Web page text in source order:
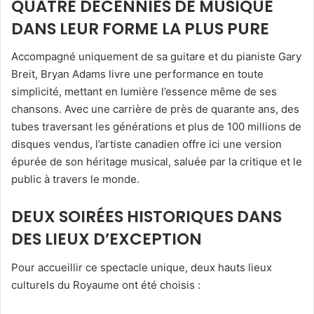
QUATRE DÉCENNIES DE MUSIQUE
DANS LEUR FORME LA PLUS PURE
Accompagné uniquement de sa guitare et du pianiste Gary
Breit, Bryan Adams livre une performance en toute
simplicité, mettant en lumière l’essence même de ses
chansons. Avec une carrière de près de quarante ans, des
tubes traversant les générations et plus de 100 millions de
disques vendus, l’artiste canadien offre ici une version
épurée de son héritage musical, saluée par la critique et le
public à travers le monde.
DEUX SOIRÉES HISTORIQUES DANS
DES LIEUX D’EXCEPTION
Pour accueillir ce spectacle unique, deux hauts lieux
culturels du Royaume ont été choisis :